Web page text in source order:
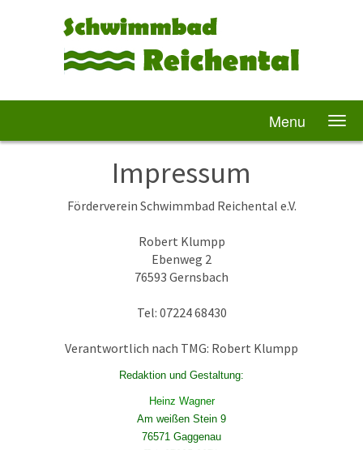
Menu
Impressum
Förderverein Schwimmbad Reichental e.V.
Robert Klumpp
Ebenweg 2
76593 Gernsbach
Tel: 07224 68430
Verantwortlich nach TMG: Robert Klumpp
Redaktion und Gestaltung:
Heinz Wagner
Am weißen Stein 9
76571 Gaggenau